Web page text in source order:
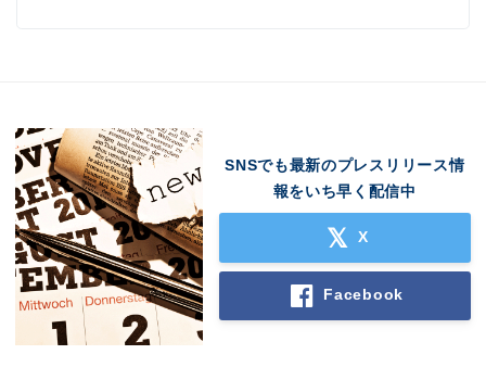
SNSでも最新のプレスリリース情
報をいち早く配信中
X
Facebook